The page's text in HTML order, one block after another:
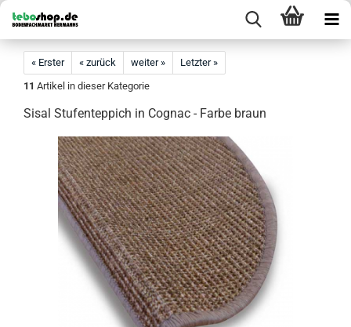
« Erster « zurück weiter »
Letzter »
11 Artikel in dieser Kategorie
Sisal Stufenteppich in Cognac - Farbe braun